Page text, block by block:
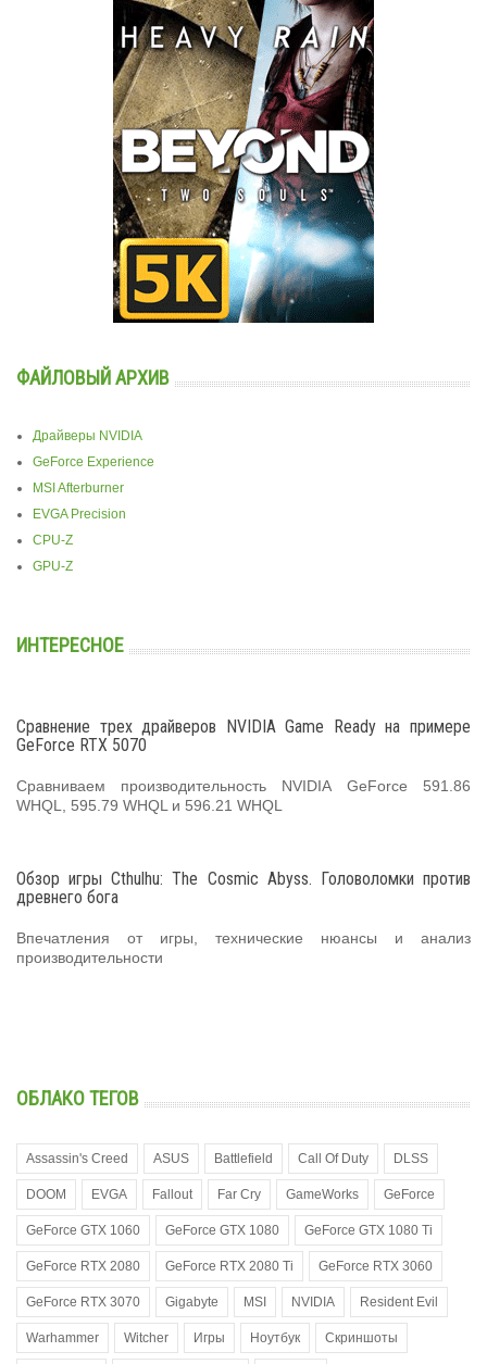
ФАЙЛОВЫЙ АРХИВ
Драйверы NVIDIA
GeForce Experience
MSI Afterburner
EVGA Precision
CPU-Z
GPU-Z
ИНТЕРЕСНОЕ
Сравнение трех драйверов NVIDIA Game Ready на примере
GeForce RTX 5070
Сравниваем производительность NVIDIA GeForce 591.86
WHQL, 595.79 WHQL и 596.21 WHQL
Обзор игры Cthulhu: The Cosmic Abyss. Головоломки против
древнего бога
Впечатления от игры, технические нюансы и анализ
производительности
ОБЛАКО ТЕГОВ
Assassin's Creed ASUS Battlefield Call Of Duty DLSS
DOOM EVGA Fallout Far Cry GameWorks GeForce
GeForce GTX 1060 GeForce GTX 1080 GeForce GTX 1080 Ti
GeForce RTX 2080 GeForce RTX 2080 Ti GeForce RTX 3060
GeForce RTX 3070 Gigabyte MSI NVIDIA Resident Evil
Warhammer Witcher Игры Ноутбук Скриншоты